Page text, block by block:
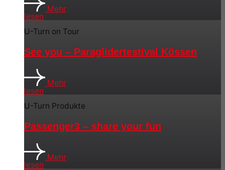
Mehr
lesen
U-Turn on Tour
See you – Paraglidertestival Kössen
Mehr
lesen
U-Turn Produkte
Passenger3 – share your fun
Mehr
lesen